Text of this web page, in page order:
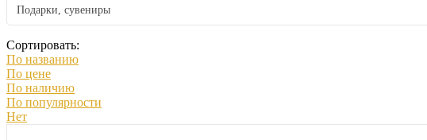
Подарки, сувениры
Сортировать:
По названию
По цене
По наличию
По популярности
Нет